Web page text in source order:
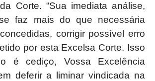
Corte. “Sua imediata análise,
faz mais do que necessária
corrigir possível erro
por esta Excelsa Corte. Isso
é cediço, Vossa Excelência
deferir a liminar vindicada na